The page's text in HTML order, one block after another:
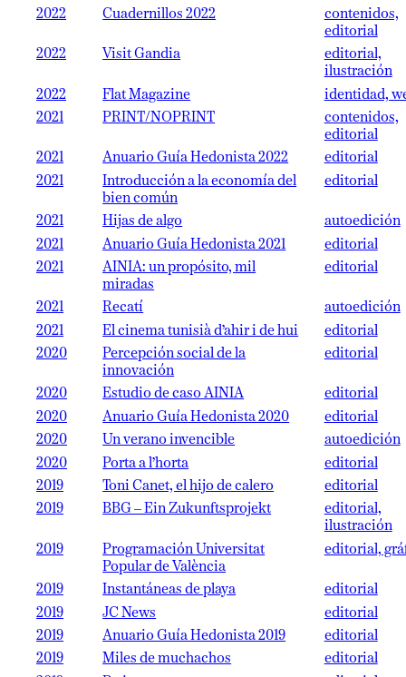
2022 Cuadernillos 2022
contenidos,
editorial
2022
Visit Gandia
editorial,
ilustración
2022
Flat Magazine
identidad,
2021
PRINT/NOPRINT
contenidos,
editorial
2021
Anuario Guía Hedonista 2022
editorial
2021
Introducción a la economía del
bien común
editorial
2021 Hijas de algo
autoedición
2021
Anuario Guía Hedonista 2021
editorial
2021
AINIA: un propósito, mil
miradas
editorial
2021 Recatí
autoedición
2021
El cinema tunisià d’ahir i de hui
editorial
2020
Percepción social de la
innovación
editorial
2020 Estudio de caso AINIA
editorial
2020
Anuario Guía Hedonista 2020
editorial
2020
Un verano invencible
autoedición
2020
Porta a l’horta
editorial
2019
Toni Canet, el hijo de calero
editorial
2019
BBG – Ein Zukunftsprojekt
editorial,
ilustración
2019
Programación Universitat
Popular de València
editorial,
2019 Instantáneas de playa
editorial
2019
JC News
editorial
2019
Anuario Guía Hedonista 2019
editorial
2019
Miles de muchachos
editorial